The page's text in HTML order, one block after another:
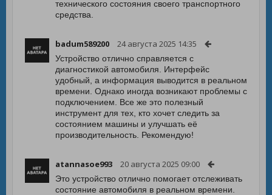
технического состояния своего транспортного
средства.
badum589200 24 августа 2025 14:35
Устройство отлично справляется с
диагностикой автомобиля. Интерфейс
удобный, а информация выводится в реальном
времени. Однако иногда возникают проблемы с
подключением. Все же это полезный
инструмент для тех, кто хочет следить за
состоянием машины и улучшать её
производительность. Рекомендую!
atannasoe993 20 августа 2025 09:00
Это устройство отлично помогает отслеживать
состояние автомобиля в реальном времени.